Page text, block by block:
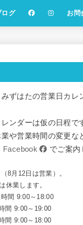
ログ お
ずはたの営業日カレ
ンダーは仮の日程で
や営業時間の変更な
Facebook でご案内
8月12日は営業）。
休業します。
間 9:00～18:00
間 9:00～19:00
間 9:00～18:00